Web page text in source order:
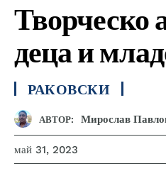
Творческо
деца и
РАКОВСКИ
АВТОР: Мирослав
май 31, 2023